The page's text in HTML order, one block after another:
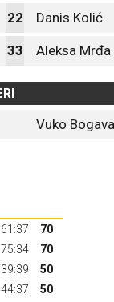
22 Danis Kolić
33 Aleksa Mrđa
Vuko
61:37
70
75:34
70
39:39
50
44:37
50